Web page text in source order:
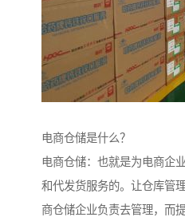
电商仓储是什么？
电商仓储：也就是为电商企
和代发货服务的。让仓库管
商仓储企业负责去管理，而